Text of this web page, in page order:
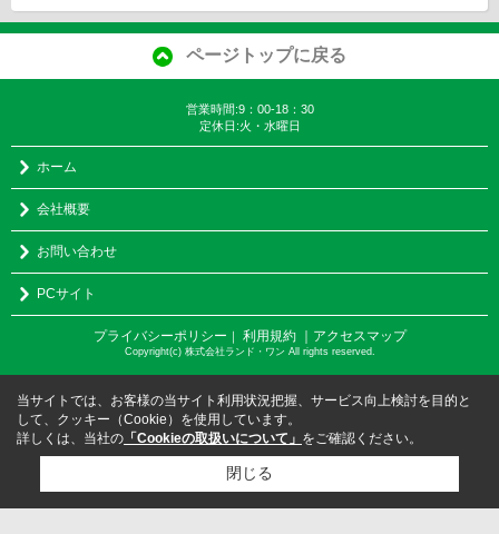
ページトップに戻る
営業時間:9：00-18：30
定休日:火・水曜日
ホーム
会社概要
お問い合わせ
PCサイト
プライバシーポリシー 利用規約 ｜アクセスマップ
Copyright(c) 株式会社ランド・ワン All rights reserved.
当サイトでは、お客様の当サイト利用状況把握、サービス向上検討を目的と
して、クッキー（Cookie）を使用しています。
詳しくは、当社の 「Cookieの取扱いについて」 をご確認ください。
閉じる